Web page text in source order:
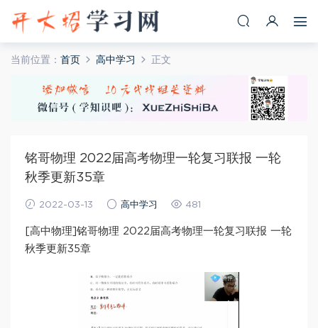
当前位置： 首页 高中学习 正文
铭哥物理 2022届高考物理一轮复习联报 一轮
秋季更新35章
2022-03-13 高中学习 481
[高中物理]铭哥物理 2022届高考物理一轮复习联报 一轮
秋季更新35章